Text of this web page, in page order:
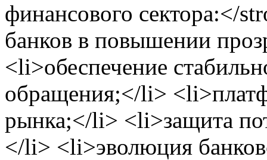
финансового сектора:</
банков в повышении
<li>обеспечение
обращения;</li>
рынка;</li> <li>защита
</li> <li>эволюция